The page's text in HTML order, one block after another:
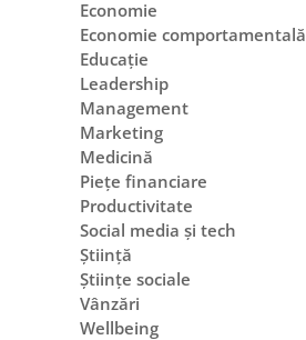
Economie
Economie comportamentală
Educație
Leadership
Management
Marketing
Medicină
Piețe financiare
Productivitate
Social media și tech
Știință
Științe sociale
Vânzări
Wellbeing